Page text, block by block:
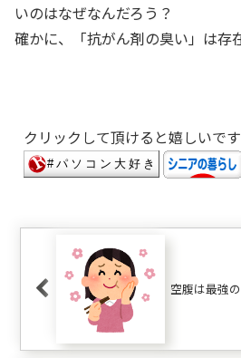
いのはなぜなんだろう？
確かに、「抗がん剤の臭い」は存
クリックして頂けると嬉しいで
空腹は最強